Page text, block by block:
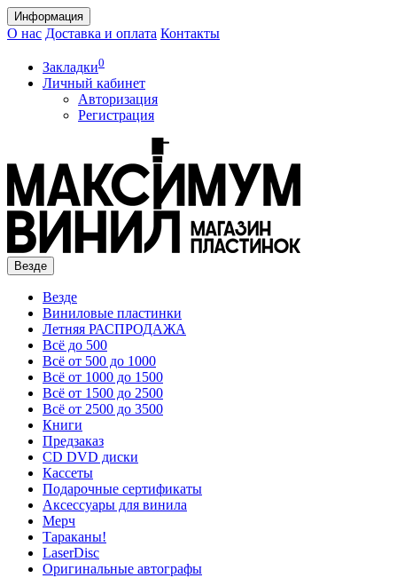
Информация
О нас Доставка и оплата Контакты
Закладки0
Личный кабинет
Авторизация
Регистрация
Везде
Везде
Виниловые пластинки
Летняя РАСПРОДАЖА
Всё до 500
Всё от 500 до 1000
Всё от 1000 до 1500
Всё от 1500 до 2500
Всё от 2500 до 3500
Книги
Предзаказ
CD DVD диски
Кассеты
Подарочные сертификаты
Аксессуары для винила
Мерч
Тараканы!
LaserDisc
Оригинальные автографы